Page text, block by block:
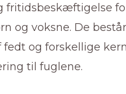
fritidsbeskæftigelse
og voksne. De består
fedt og forskellige
til fuglene.